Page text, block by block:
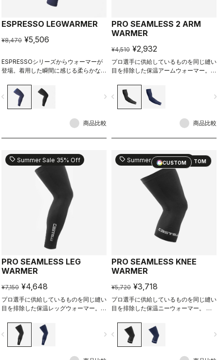
ESPRESSO LEGWARMER
¥8,470 ¥5,506
ESPRESSOシリーズからウォーマーが
登場。着用した瞬間に感じる柔らかな感
navigate_next
商品比較
PRO SEAMLESS 2 ARM
WARMER
¥4,510 ¥2,932
プロ選手に供給しているものを同じ縫い
目を排除した保温アームウォーマー。
なくてもずれ落ちない。プロ選手のよう
に着心地にこだわるサイクリストへ。
navigate_before
商品比較
sell Summer Sale 35% Off
PRO SEAMLESS LEG
WARMER
¥7,150 ¥4,648
プロ選手に供給しているものを同じ縫い
目を排除した保温レッグウォーマー。
なくてもずれ落ちない。プロ選手のよう
に着心地にこだわるサイクリストへ。
navigate_next
CUSTOM
sell Summer Sale 35% Off
CUSTOM
PRO SEAMLESS KNEE
WARMER
¥5,720 ¥3,718
プロ選手に供給しているものを同じ縫い
目を排除した保温ニーウォーマー。 伸
くてもずれ落ちない。プロ選手のように
着心地にこだわるサイクリストへ。
navigate_before